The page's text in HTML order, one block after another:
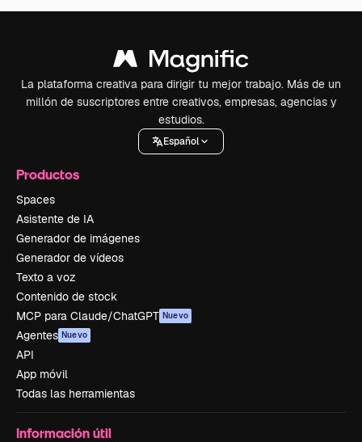
La plataforma creativa para dirigir tu mejor trabajo. Más de un
millón de suscriptores entre creativos, empresas, agencias y
estudios.
Español
Productos
Spaces
Asistente de IA
Generador de imágenes
Generador de vídeos
Texto a voz
Contenido de stock
MCP para Claude/ChatGPT Nuevo
Agentes Nuevo
API
App móvil
Todas las herramientas
Información útil